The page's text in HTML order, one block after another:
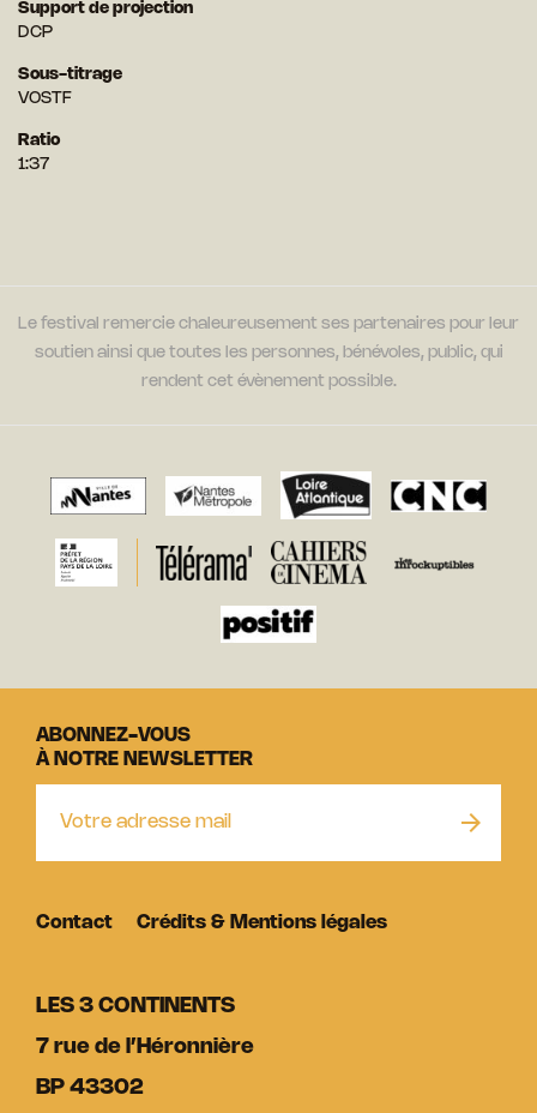
Support de projection
DCP
Sous-titrage
VOSTF
Ratio
1:37
Le festival remercie chaleureusement ses partenaires pour leur
soutien ainsi que toutes les personnes, bénévoles, public, qui
rendent cet évènement possible.
LES 3 CONTINENTS
7 rue de l’Héronnière
BP 43302
ABONNEZ-VOUS
À NOTRE NEWSLETTER
Contact Crédits & Mentions légales